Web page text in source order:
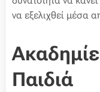
να εξελιχθεί μέσα
Παιδιά